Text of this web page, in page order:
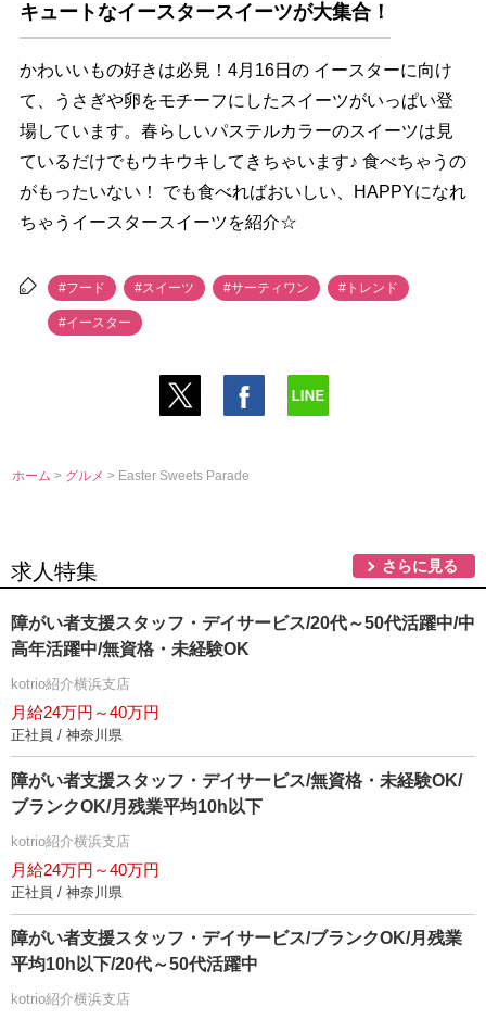
キュートなイースタースイーツが大集合！
かわいいもの好きは必見！4月16日の イースターに向け
て、うさぎや卵をモチーフにしたスイーツがいっぱい登
場しています。春らしいパステルカラーのスイーツは見
ているだけでもウキウキしてきちゃいます♪ 食べちゃうの
がもったいない！ でも食べればおいしい、HAPPYになれ
ちゃうイースタースイーツを紹介☆
#フード #スイーツ #サーティワン #トレンド
#イースター
ホーム > グルメ> Easter Sweets Parade
求人特集 さらに見る
障がい者支援スタッフ・デイサービス/20代～50代活躍中/中
高年活躍中/無資格・未経験OK
kotrio紹介横浜支店
月給24万円～40万円
正社員 / 神奈川県
障がい者支援スタッフ・デイサービス/無資格・未経験OK/
ブランクOK/月残業平均10h以下
kotrio紹介横浜支店
月給24万円～40万円
正社員 / 神奈川県
障がい者支援スタッフ・デイサービス/ブランクOK/月残業
平均10h以下/20代～50代活躍中
kotrio紹介横浜支店